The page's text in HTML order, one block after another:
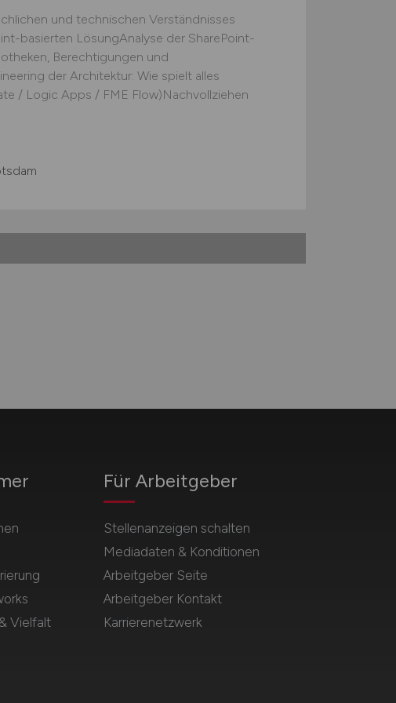
und technischen Verständnisses
basierten LösungAnalyse der SharePoint-
Berechtigungen und
der Architektur: Wie spielt alles
/ Logic Apps / FME Flow)Nachvollziehen
Vielfalt
Für Arbeitgeber
Stellenanzeigen schalten
Mediadaten & Konditionen
Arbeitgeber Seite
Arbeitgeber Kontakt
Karrierenetzwerk